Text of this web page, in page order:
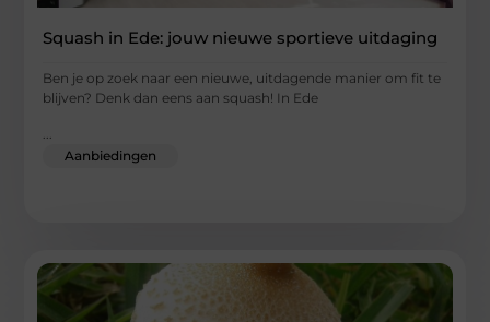
Squash in Ede: jouw nieuwe sportieve uitdaging
Ben je op zoek naar een nieuwe, uitdagende manier om fit te
blijven? Denk dan eens aan squash! In Ede
Aanbiedingen